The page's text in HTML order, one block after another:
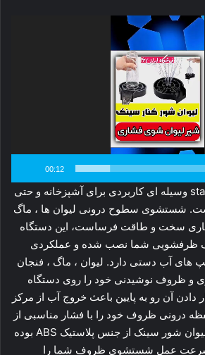
00:12
شیر لیوان شوی مدل star وسیله ای کاربردی برای آشپزخانه و حتی
شستشوی سطوح درونی لیوان ها ، ماگ
سخت و طاقت فرساست، این دستگاه
ظرفشویی شما نصب شده و عملکردی
های آب دستی دارد. لیوان ، ماگ ، فنجان
و ظروف نوشیدنی خود را روی دستگاه
دادن آن رو به پایین باعث خروج آب از مرکز
درونی ظروف خود را با فشار مناسبی از
آب شستشو دهید. این لیوان شور سینک از جنس پلاستیک ABS بوده
سرعت عمل شستشوی ظروف شما را